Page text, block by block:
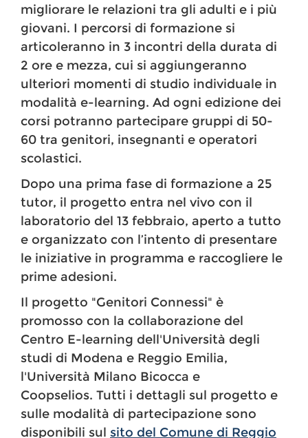
migliorare le relazioni tra gli adulti e i più
giovani. I percorsi di formazione si
articoleranno in 3 incontri della durata di
2 ore e mezza, cui si aggiungeranno
ulteriori momenti di studio individuale in
modalità e-learning. Ad ogni edizione dei
corsi potranno partecipare gruppi di 50-
60 tra genitori, insegnanti e operatori
scolastici.
Dopo una prima fase di formazione a 25
tutor, il progetto entra nel vivo con il
laboratorio del 13 febbraio, aperto a tutto
e organizzato con l’intento di presentare
le iniziative in programma e raccogliere le
prime adesioni.
Il progetto "Genitori Connessi" è
promosso con la collaborazione del
Centro E-learning dell'Università degli
studi di Modena e Reggio Emilia,
l'Università Milano Bicocca e
Coopselios. Tutti i dettagli sul progetto e
sulle modalità di partecipazione sono
disponibili sul sito del Comune di Reggio